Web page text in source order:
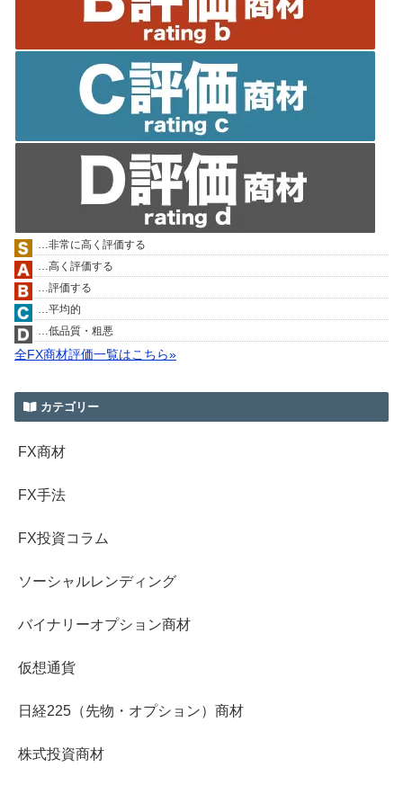
…非常に高く評価する
…高く評価する
…評価する
…平均的
…低品質・粗悪
全FX商材評価一覧はこちら»
カテゴリー
FX商材
FX手法
FX投資コラム
ソーシャルレンディング
バイナリーオプション商材
仮想通貨
日経225（先物・オプション）商材
株式投資商材